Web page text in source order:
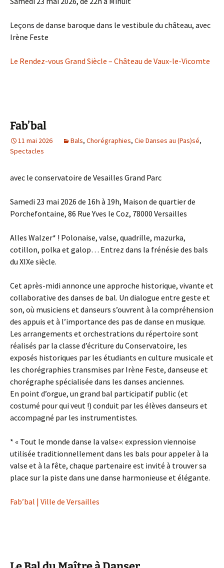
Leçons de danse baroque dans le vestibule du château, avec
Irène Feste
Le Rendez-vous Grand Siècle – Château de Vaux-le-Vicomte
Fab’bal
11 mai 2026 Bals, Chorégraphies, Cie Danses au (Pas)sé,
Spectacles
avec le conservatoire de Vesailles Grand Parc
Samedi 23 mai 2026 de 16h à 19h, Maison de quartier de
Porchefontaine, 86 Rue Yves le Coz, 78000 Versailles
Alles Walzer* ! Polonaise, valse, quadrille, mazurka,
cotillon, polka et galop… Entrez dans la frénésie des bals
du XIXe siècle.
Cet après-midi annonce une approche historique, vivante et
collaborative des danses de bal. Un dialogue entre geste et
son, où musiciens et danseurs s’ouvrent à la compréhension
des appuis et à l’importance des pas de danse en musique.
Les arrangements et orchestrations du répertoire sont
réalisés par la classe d’écriture du Conservatoire, les
exposés historiques par les étudiants en culture musicale et
les chorégraphies transmises par Irène Feste, danseuse et
chorégraphe spécialisée dans les danses anciennes.
En point d’orgue, un grand bal participatif public (et
costumé pour qui veut !) conduit par les élèves danseurs et
accompagné par les instrumentistes.
* « Tout le monde danse la valse»: expression viennoise
utilisée traditionnellement dans les bals pour appeler à la
valse et à la fête, chaque partenaire est invité à trouver sa
place sur la piste dans une danse harmonieuse et élégante.
Fab’bal | Ville de Versailles